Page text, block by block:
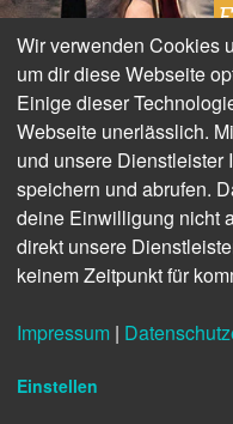
Oticon
Wir verwenden Cookies
um dir diese Webseite
Einige dieser
Webseite unerlässlich.
und unsere Dienstleister
speichern und abrufen.
deine Einwilligung nicht
direkt unsere
keinem Zeitpunkt für
Impressum |
Einstellen